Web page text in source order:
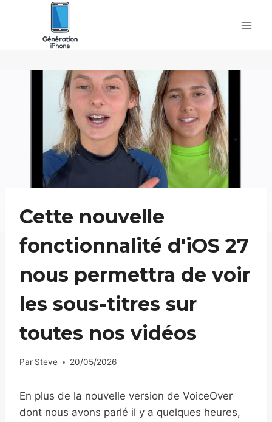
Cette nouvelle
fonctionnalité d'iOS 27
nous permettra de voir
les sous-titres sur
toutes nos vidéos
Par Steve 20/05/2026
En plus de la nouvelle version de VoiceOver
dont nous avons parlé il y a quelques heures,